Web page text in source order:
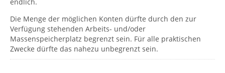
Die Menge der möglichen Konten dürfte durch den zur
Verfügung stehenden Arbeits- und/oder
Massenspeicherplatz begrenzt sein. Für alle praktischen
Zwecke dürfte das nahezu unbegrenzt sein.